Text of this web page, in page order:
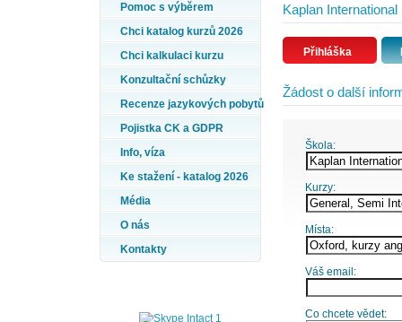
Pomoc s výběrem
Chci katalog kurzů 2026
Chci kalkulaci kurzu
Konzultační schůzky
Recenze jazykových pobytů
Pojistka CK a GDPR
Info, víza
Ke stažení - katalog 2026
Média
O nás
Kontakty
Kaplan
Přihláška
Žádost o další
Škola:
Kurzy:
Místa:
Váš email:
Co chcete vědet: